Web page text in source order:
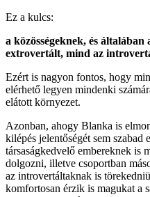
Ez a kulcs:
a közösségeknek, és
extrovertált, mind az
Ezért is nagyon fontos, hogy
elérhető legyen mindenki
elátott környezet.
Azonban, ahogy Blanka is
kilépés jelentőségét sem
társaságkedvelő embereknek is
dolgozni, illetve csoportban
az introvertáltaknak is
komfortosan érzik is magukat a